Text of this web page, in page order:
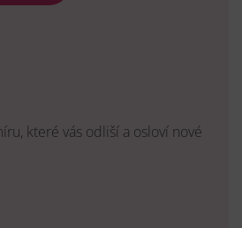
které vás odliší a osloví nové